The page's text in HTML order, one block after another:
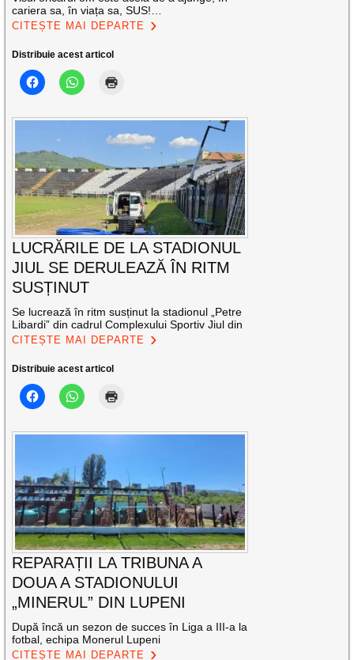
cariera sa, în viața sa, SUS!…
CITEȘTE MAI DEPARTE
Distribuie acest articol
LUCRĂRILE DE LA STADIONUL
JIUL SE DERULEAZĂ ÎN RITM
SUSȚINUT
Se lucrează în ritm susținut la stadionul „Petre
Libardi” din cadrul Complexului Sportiv Jiul din
CITEȘTE MAI DEPARTE
Distribuie acest articol
REPARAȚII LA TRIBUNA A
DOUA A STADIONULUI
„MINERUL” DIN LUPENI
După încă un sezon de succes în Liga a III-a la
fotbal, echipa Monerul Lupeni
CITEȘTE MAI DEPARTE